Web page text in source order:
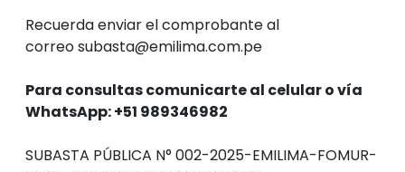
Recuerda enviar el comprobante al
correosubasta@emilima.com.pe
Para consultas comunicarte al celular o vía
WhatsApp: +51 989346982
SUBASTA PÚBLICA N° 002-2025-EMILIMA-FOMUR-